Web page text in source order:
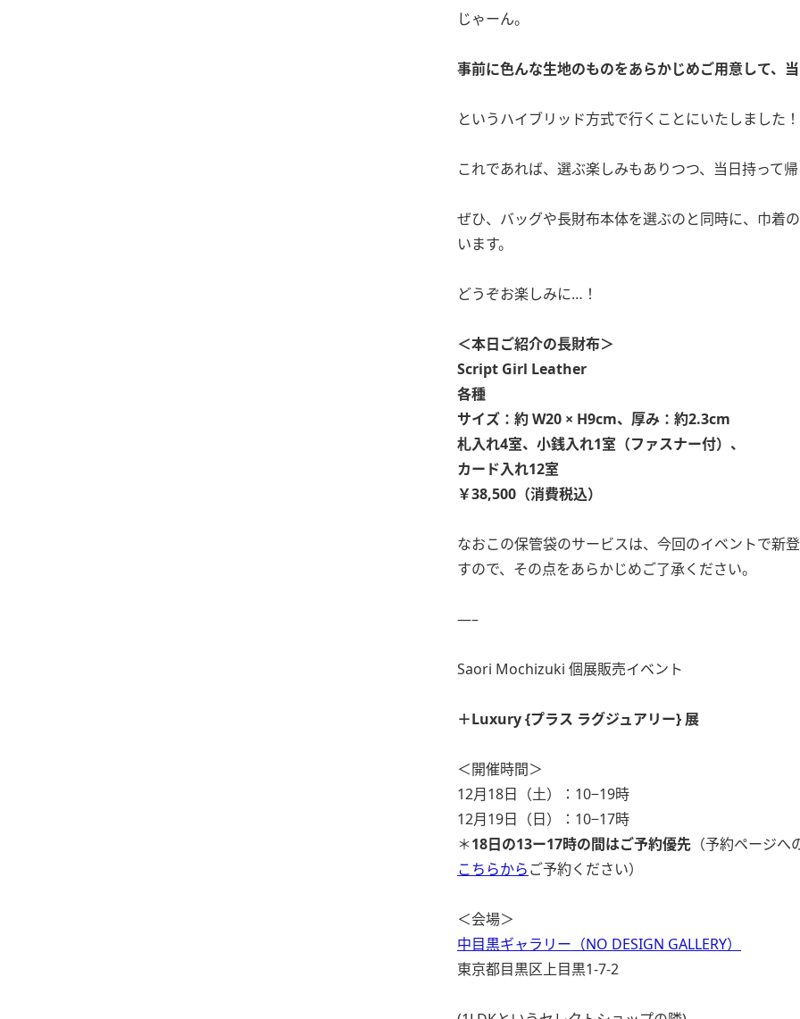
じゃーん。
事前に色んな生地のものをあらかじめご用意して、
というハイブリッド方式で行くことにいたしました！
これであれば、選ぶ楽しみもありつつ、当日持って帰
ぜひ、バッグや長財布本体を選ぶのと同時に、巾着
います。
どうぞお楽しみに…！
＜本日ご紹介の長財布＞
Script Girl Leather
各種
サイズ：約 W20 × H9cm、厚み：約2.3cm
札入れ4室、小銭入れ1室（ファスナー付）、
カード入れ12室
￥38,500（消費税込）
なおこの保管袋のサービスは、今回のイベントで新
すので、その点をあらかじめご了承ください。
—–
Saori Mochizuki 個展販売イベント
＋Luxury {プラス ラグジュアリー} 展
＜開催時間＞
12月18日（土）：10−19時
12月19日（日）：10−17時
＊18日の13ー17時の間はご予約優先 （予約ページ
こちらからご予約ください）
＜会場＞
中目黒ギャラリー（NO DESIGN GALLERY）
東京都目黒区上目黒1-7-2